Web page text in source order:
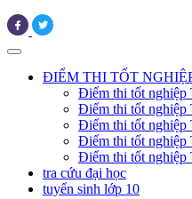
ĐIỂM THI TỐT
Điểm thi tốt nghiệp
Điểm thi tốt nghiệp
Điểm thi tốt nghiệp
Điểm thi tốt nghiệp
Điểm thi tốt nghiệp
tra cứu đại học
tuyển sinh lớp 10